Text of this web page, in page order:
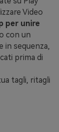
Video
per unire
con un
in sequenza,
prima di
tagli, ritagli